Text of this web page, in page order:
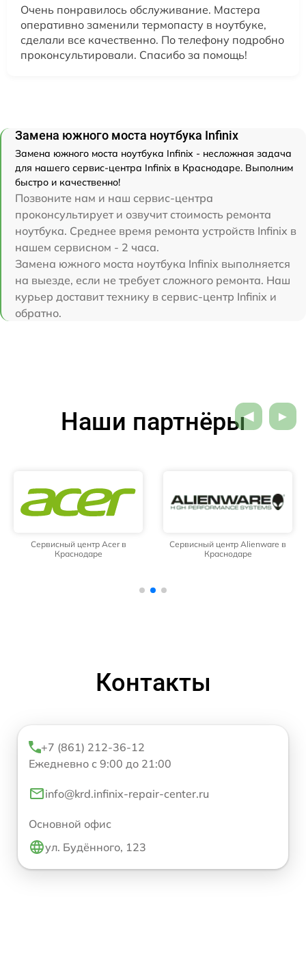
Очень понравилось обслуживание. Мастера
оперативно заменили термопасту в ноутбуке,
сделали все качественно. По телефону подробно
проконсультировали. Спасибо за помощь!
Замена южного моста ноутбука Infinix
Замена южного моста ноутбука Infinix - несложная задача
для нашего сервис-центра Infinix в Краснодаре. Выполним
быстро и качественно!
Позвоните нам и наш сервис-центра
проконсультирует и озвучит стоимость ремонта
ноутбука. Среднее время ремонта устройств Infinix в
нашем сервисном - 2 часа.
Замена южного моста ноутбука Infinix выполняется
на выезде, если не требует сложного ремонта. Наш
курьер доставит технику в сервис-центр Infinix и
обратно.
Наши партнёры
Сервисный центр Acer в
Краснодаре
Сервисный центр Alienware в
Краснодаре
Контакты
+7 (861) 212-36-12
Ежедневно с 9:00 до 21:00
info@krd.infinix-repair-center.ru
Основной офис
ул. Будённого, 123